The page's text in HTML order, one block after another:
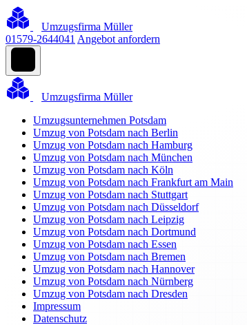
Umzugsfirma Müller
01579-2644041 Angebot anfordern
Umzugsfirma Müller
Umzugsunternehmen Potsdam
Umzug von Potsdam nach Berlin
Umzug von Potsdam nach Hamburg
Umzug von Potsdam nach München
Umzug von Potsdam nach Köln
Umzug von Potsdam nach Frankfurt am Main
Umzug von Potsdam nach Stuttgart
Umzug von Potsdam nach Düsseldorf
Umzug von Potsdam nach Leipzig
Umzug von Potsdam nach Dortmund
Umzug von Potsdam nach Essen
Umzug von Potsdam nach Bremen
Umzug von Potsdam nach Hannover
Umzug von Potsdam nach Nürnberg
Umzug von Potsdam nach Dresden
Impressum
Datenschutz